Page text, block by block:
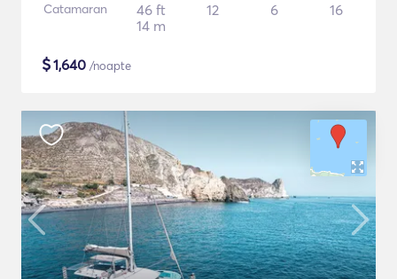
Catamaran
46 ft
14 m
12 6 16
$1,640 /noapte